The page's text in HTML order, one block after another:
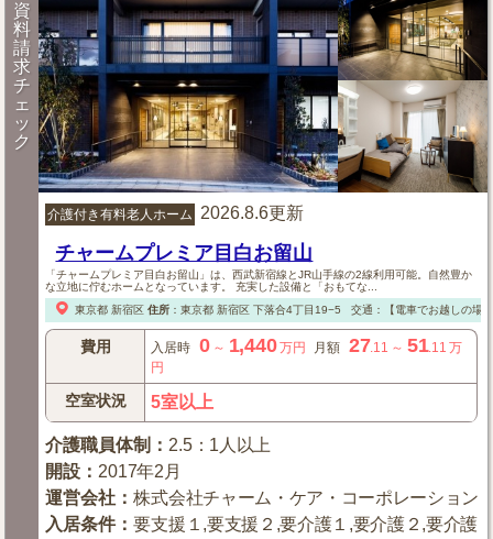
資
料
請
求
チ
ェ
ッ
ク
介護付き有料老人ホーム 2026.8.6更新
チャームプレミア目白お留山
「チャームプレミア目白お留山」は、西武新宿線とJR山手線の2線利用可能。自然豊か
な立地に佇むホームとなっています。 充実した設備と「おもてな...
東京都 新宿区 住所： 東京都 新宿区下落合4丁目19−5 交通：【電車でお越しの場
費用 入居時 0～ 1,440万円 月額 27 .11 ～ 51.11 万
円
空室状況 5室以上
介護職員体制 ： 2.5：1人以上
開設 ： 2017年2月
運営会社 ：株式会社チャーム・ケア・コーポレーション
入居条件：要支援１,要支援２,要介護１,要介護２,要介護